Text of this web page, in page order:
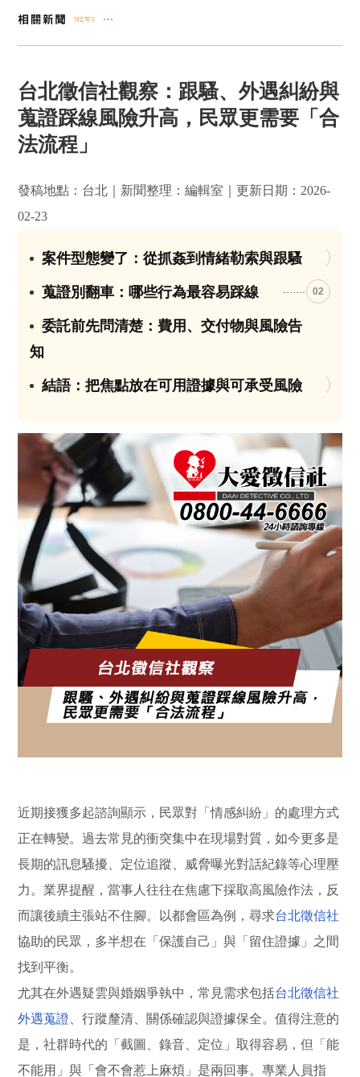
台北徵信社觀察：跟騷、外遇糾紛與
蒐證踩線風險升高，民眾更需要「合
法流程」
發稿地點：台北｜新聞整理：編輯室｜更新日期：2026-
02-23
案件型態變了：從抓姦到情緒勒索與跟騷
蒐證別翻車：哪些行為最容易踩線 02
委託前先問清楚：費用、交付物與風險告
知
結語：把焦點放在可用證據與可承受風險
近期接獲多起諮詢顯示，民眾對「情感糾紛」的處理方式
正在轉變。過去常見的衝突集中在現場對質，如今更多是
長期的訊息騷擾、定位追蹤、威脅曝光對話紀錄等心理壓
力。業界提醒，當事人往往在焦慮下採取高風險作法，反
而讓後續主張站不住腳。以都會區為例，尋求台北徵信社
協助的民眾，多半想在「保護自己」與「留住證據」之間
找到平衡。
尤其在外遇疑雲與婚姻爭執中，常見需求包括台北徵信社
外遇蒐證 、行蹤釐清、關係確認與證據保全。值得注意的
是，社群時代的「截圖、錄音、定位」取得容易，但「能
不能用」與「會不會惹上麻煩」是兩回事。專業人員指